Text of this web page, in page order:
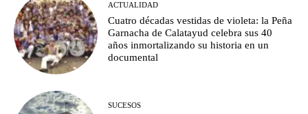
ACTUALIDAD
Cuatro décadas vestidas de violeta: la Peña
Garnacha de Calatayud celebra sus 40
años inmortalizando su historia en un
documental
SUCESOS